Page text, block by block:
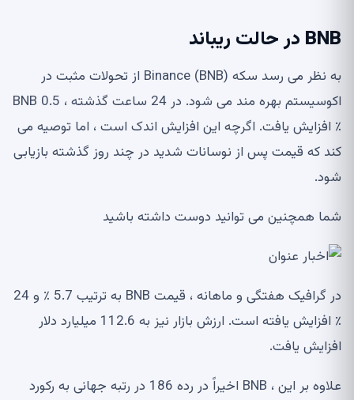
BNB در حالت ریباند
به نظر می رسد سکه Binance (BNB) از تحولات مثبت در
اکوسیستم بهره مند می شود. در 24 ساعت گذشته ، BNB 0.5
٪ افزایش یافت. اگرچه این افزایش اندک است ، اما توصیه می
کند که قیمت پس از نوسانات شدید در چند روز گذشته بازیابی
شود.
شما همچنین می توانید دوست داشته باشید
در گرافیک هفتگی و ماهانه ، قیمت BNB به ترتیب 5.7 ٪ و 24
٪ افزایش یافته است. ارزش بازار نیز به 112.6 میلیارد دلار
افزایش یافت.
علاوه بر این ، BNB اخیراً در رده 186 در رتبه جهانی به رکورد